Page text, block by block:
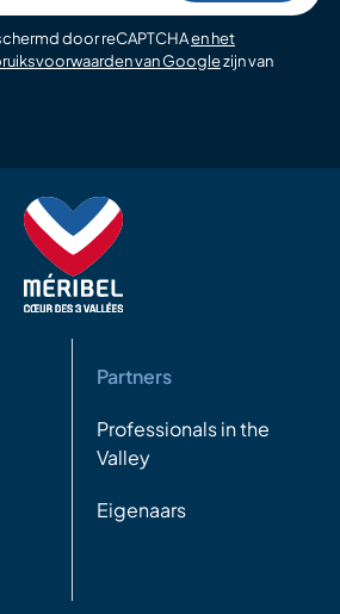
door reCAPTCHAen het
van Googlezijn van
Partners
Professionals in the
Valley
Eigenaars